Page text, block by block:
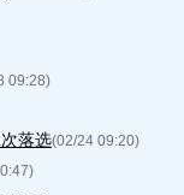
09:28)
落选(02/24 09:20)